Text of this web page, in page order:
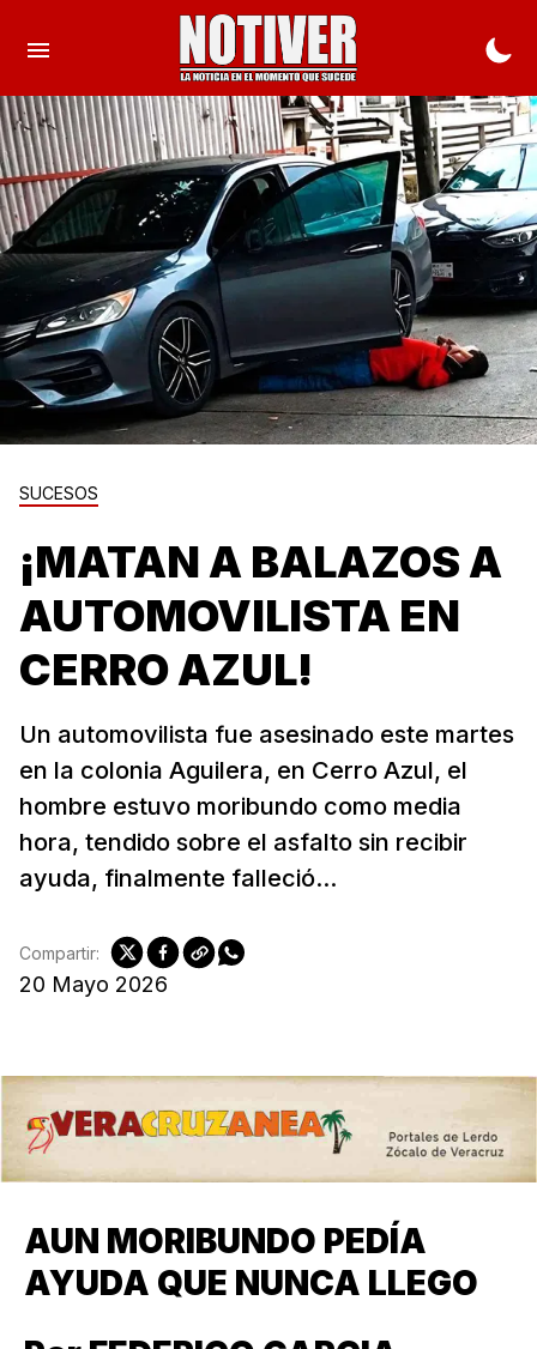
SUCESOS
¡MATAN A BALAZOS A
AUTOMOVILISTA EN
CERRO AZUL!
Un automovilista fue asesinado este martes
en la colonia Aguilera, en Cerro Azul, el
hombre estuvo moribundo como media
hora, tendido sobre el asfalto sin recibir
ayuda, finalmente falleció...
20 Mayo 2026
Compartir:
AUN MORIBUNDO PEDÍA
AYUDA QUE NUNCA LLEGO